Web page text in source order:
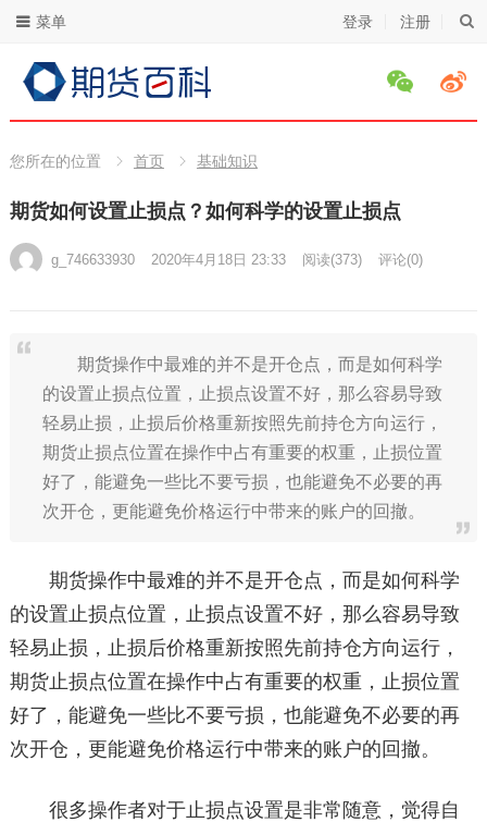
登录 注册
菜单
您所在的位置 首页 基础知识
期货如何设置止损点？如何科学的设置止损点
g_746633930 2020年4月18日 23:33 阅读(373) 评论(0)
期货操作中最难的并不是开仓点，而是如何科学
的设置止损点位置，止损点设置不好，那么容易导致
轻易止损，止损后价格重新按照先前持仓方向运行，
期货止损点位置在操作中占有重要的权重，止损位置
好了，能避免一些比不要亏损，也能避免不必要的再
次开仓，更能避免价格运行中带来的账户的回撤。
期货操作中最难的并不是开仓点，而是如何科学
的设置止损点位置，止损点设置不好，那么容易导致
轻易止损，止损后价格重新按照先前持仓方向运行，
期货止损点位置在操作中占有重要的权重，止损位置
好了，能避免一些比不要亏损，也能避免不必要的再
次开仓，更能避免价格运行中带来的账户的回撤。
很多操作者对于止损点设置是非常随意，觉得自